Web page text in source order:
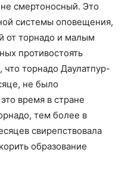
смертоносный. Это
системы оповещения,
от торнадо и малым
противостоять
торнадо Даулатпур-
не было
время в стране
тем более в
свирепствовала
образование